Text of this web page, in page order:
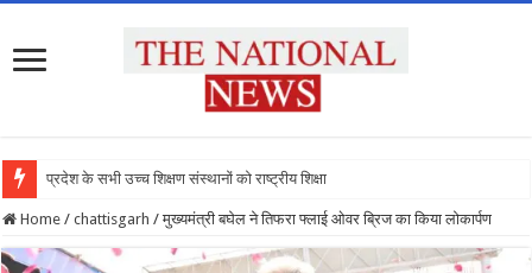
प्रदेश के सभी उच्च शिक्षण संस्थानों को राष्ट्रीय शिक्षा नीति के अ
Home / chattisgarh / मुख्यमंत्री बघेल ने तिफरा फ्लाई ओवर ब्रिज का किया लोकार्पण